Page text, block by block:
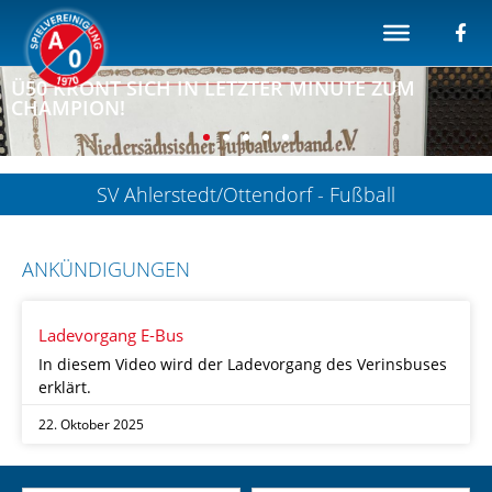
A/O-Ü50 FEIERT DAS DOUBLE AUS
MEISTERSCHAFT UND POKALSIEG
SV Ahlerstedt/Ottendorf - Fußball
ANKÜNDIGUNGEN
Ladevorgang E-Bus
In diesem Video wird der Ladevorgang des Verinsbuses
erklärt.
22. Oktober 2025